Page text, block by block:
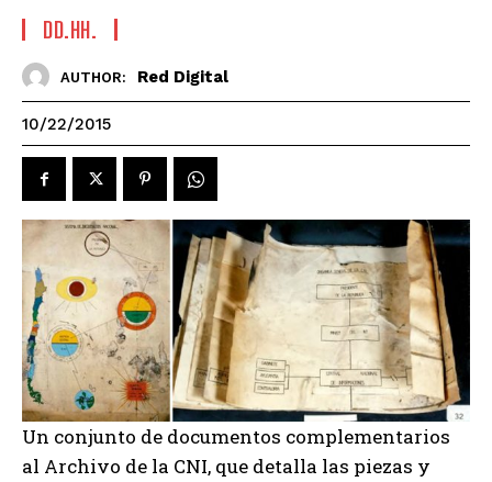
DD.HH.
AUTHOR: Red Digital
10/22/2015
Un conjunto de documentos complementarios
al Archivo de la CNI, que detalla las piezas y